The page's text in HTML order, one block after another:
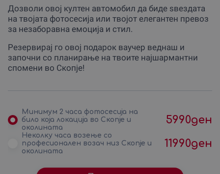
Дозволи овој култен автомобил да биде ѕвездата
на твојата фотосесија или твојот елегантен превоз
за незаборавна емоција и стил.
Резервирај го овој подарок ваучер веднаш и
започни со планирање на твоите најшармантни
спомени во Скопје!
Минимум 2 часа фотосесија на
било која локација во Скопје и
околината
5990ден
Неколку часа возење со
професионален возач низ Скопје и
околината
11990ден